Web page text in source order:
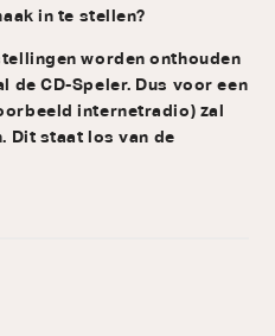
in te stellen?
worden onthouden
de CD-Speler. Dus voor een
internetradio) zal
Dit staat los van de